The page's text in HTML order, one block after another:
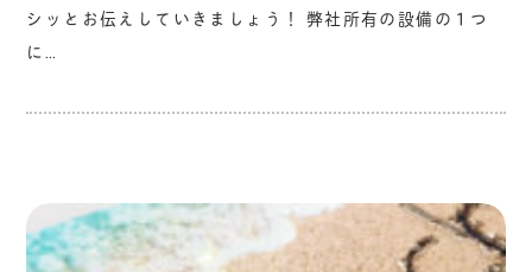
シッとお伝えしていきましょう！ 弊社所有の設備の１つ
に…